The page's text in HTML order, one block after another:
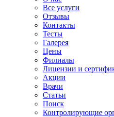
Все услуги
Отзывы
Контакты
Тесты
Галерея
Цены
Филиалы
Лицензии и
Акции
Врачи
Статьи
Поиск
Контролирующие